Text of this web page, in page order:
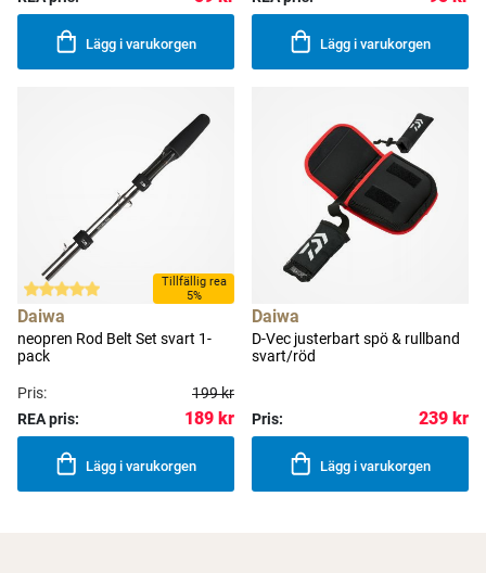
Lägg i varukorgen Lägg i varukorgen
Tillfällig rea
5%
Daiwa
neopren Rod Belt Set svart 1-
pack
Pris:
199 kr
REA pris:
189 kr
Lägg i varukorgen
Daiwa
D-Vec justerbart spö & rullband
svart/röd
Pris: 239 kr
Lägg i varukorgen